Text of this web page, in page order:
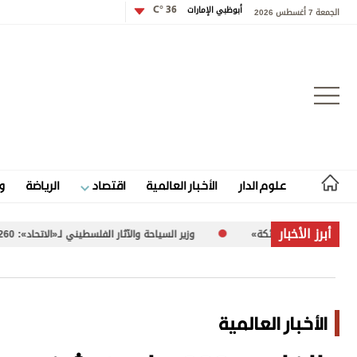
الجمعة 7 أغسطس 2026 أبوظبي الإمارات 36 °C
علوم الدار الأخبار العالمية اقتصاد الرياضة
علوم الدار
الرياضة
أبرز الأخبار
وزير السياحة والآثار الفلسطيني لـ«الاتحاد»: 260 موقعاً أثرياً في غزة تعرضت للضرر
الأخبار العالمية